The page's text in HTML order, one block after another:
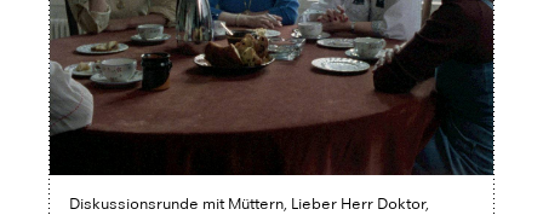
Diskussionsrunde mit Müttern, Lieber Herr Doktor,